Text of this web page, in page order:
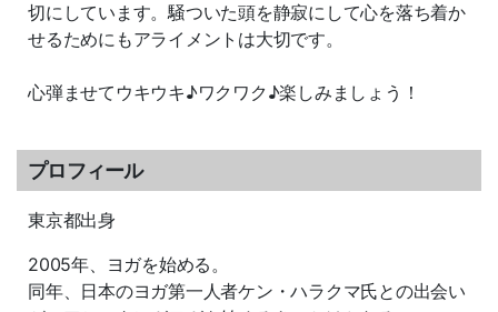
切にしています。騒ついた頭を静寂にして心を落ち着か
せるためにもアライメントは大切です。
心弾ませてウキウキ♪ワクワク♪楽しみましょう！
プロフィール
東京都出身
2005年、ヨガを始める。
同年、日本のヨガ第一人者ケン・ハラクマ氏との出会い